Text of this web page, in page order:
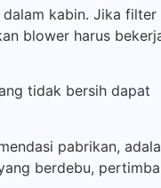
kabin. Jika
blower harus
tidak bersih dapat
pabrikan,
berdebu,